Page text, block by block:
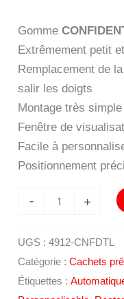
Gomme
Extrêmement petit
Remplacement de
salir les doigts
Montage très
Fenêtre de
Facile à
Positionnement
-
quantité
Printy
+
UGS :4912-CNFDTL
Catégorie :Cachets
Étiquettes :